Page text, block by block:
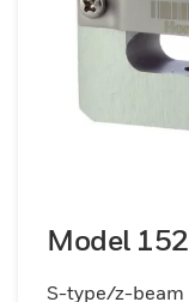
Model 152
S-type/z-beam